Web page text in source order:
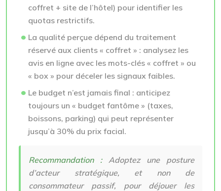
coffret + site de l’hôtel) pour identifier les
quotas restrictifs.
La qualité perçue dépend du traitement
réservé aux clients « coffret » : analysez les
avis en ligne avec les mots-clés « coffret » ou
« box » pour déceler les signaux faibles.
Le budget n’est jamais final : anticipez
toujours un « budget fantôme » (taxes,
boissons, parking) qui peut représenter
jusqu’à 30% du prix facial.
Recommandation :Adoptez une posture
d’acteur stratégique, et non de
consommateur passif, pour déjouer les